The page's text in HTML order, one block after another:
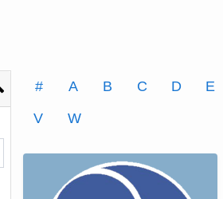
# A B C D E
V
W